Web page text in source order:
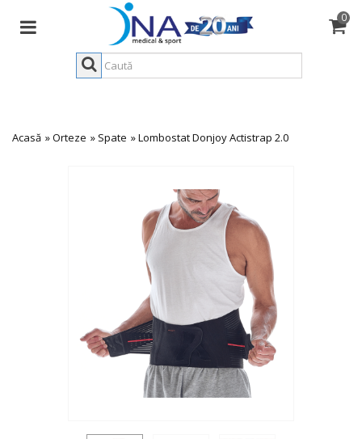
0
Acasă »Orteze » Spate »Lombostat Donjoy Actistrap 2.0